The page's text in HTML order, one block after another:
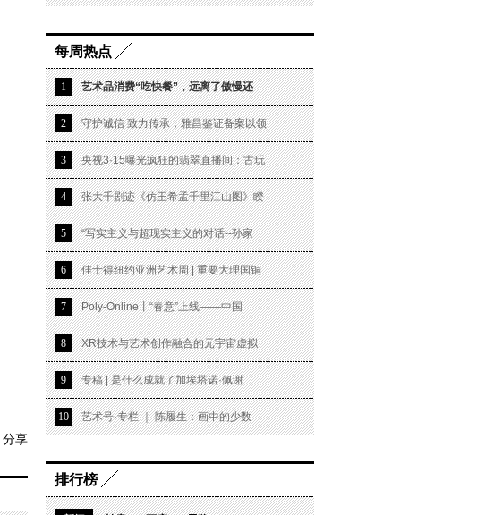
分享
每周热点
1 艺术品消费“吃快餐”，远离了傲慢还
2 守护诚信 致力传承，雅昌鉴证备案以领
3 央视3·15曝光疯狂的翡翠直播间：古玩
4 张大千剧迹《仿王希孟千里江山图》睽
5 “写实主义与超现实主义的对话--孙家
6 佳士得纽约亚洲艺术周 | 重要大理国铜
7 Poly-Online丨“春意”上线——中国
8 XR技术与艺术创作融合的元宇宙虚拟
9 专稿 | 是什么成就了加埃塔诺·佩谢
10 艺术号·专栏 ｜ 陈履生：画中的少数
排行榜